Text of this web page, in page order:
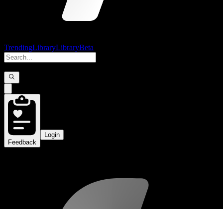
TrendingLibraryLibraryBeta
Feedback
Login